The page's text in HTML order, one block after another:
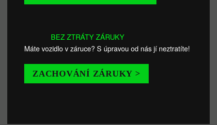
BEZ ZTRÁTY ZÁRUKY
Máte vozidlo v záruce? S úpravou od nás jí neztratíte!
ZACHOVÁNÍ ZÁRUKY >